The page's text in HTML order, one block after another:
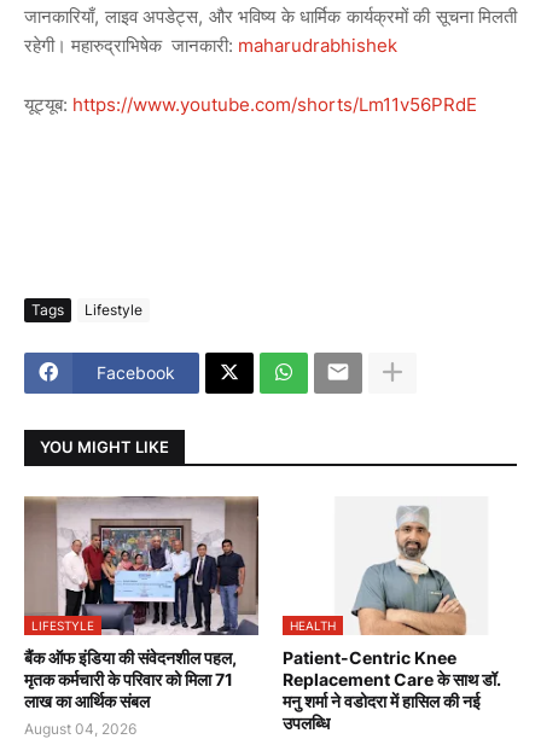
जानकारियाँ, लाइव अपडेट्स, और भविष्य के धार्मिक कार्यक्रमों की सूचना मिलती
रहेगी। महारुद्राभिषेक जानकारी: maharudrabhishek
यूट्यूब: https://www.youtube.com/shorts/Lm11v56PRdE
Tags Lifestyle
Facebook
YOU MIGHT LIKE
LIFESTYLE
बैंक ऑफ इंडिया की संवेदनशील पहल,
मृतक कर्मचारी के परिवार को मिला 71
लाख का आर्थिक संबल
August 04, 2026
HEALTH
Patient-Centric Knee
Replacement Care के साथ डॉ.
मनु शर्मा ने वडोदरा में हासिल की नई
उपलब्धि